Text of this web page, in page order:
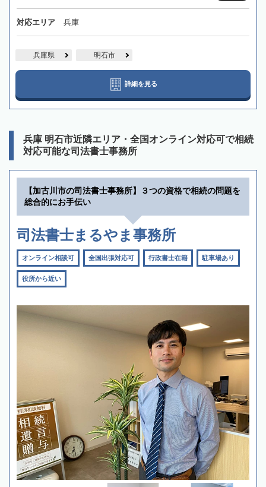
対応エリア 兵庫
兵庫県 明石市
詳細を見る
兵庫 明石市近隣エリア・全国オンライン対応可で相続
対応可能な司法書士事務所
【加古川市の司法書士事務所】３つの資格で相続の問題を
総合的にお手伝い
司法書士まるやま事務所
オンライン相談可 全国出張対応可 行政書士在籍 駐車場あり
役所から近い